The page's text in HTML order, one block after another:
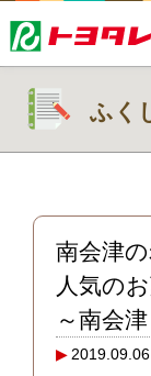
ふく
南会津
人気の
～南会
2019.09.06